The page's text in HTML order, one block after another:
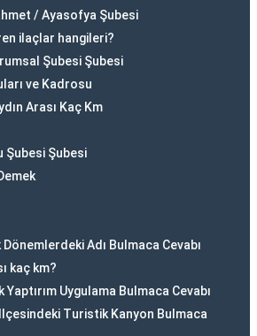
/ Ayasofya Şubesi
ilaçlar hangileri?
Şubesi Şubesi
ve Kadrosu
Arası Kaç Km
Şubesi Şubesi
Adı Bulmaca Cevabı
kaç km?
Yaptırım Uygulama Bulmaca Cevabı
Turistik Kanyon Bulmaca